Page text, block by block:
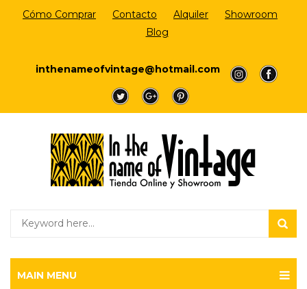
Cómo Comprar Contacto Alquiler
Showroom
Blog
inthenameofvintage@hotmail.com
a
a
a
a a
MAIN MENU